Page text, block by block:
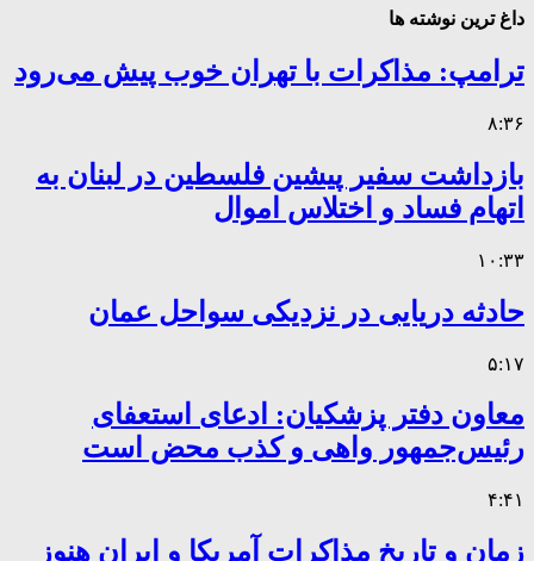
داغ ترین نوشته ها
ترامپ: مذاکرات با تهران خوب پیش می‌رود
۸:۳۶
بازداشت سفیر پیشین فلسطین در لبنان به
اتهام فساد و اختلاس اموال
۱۰:۳۳
حادثه دریایی در نزدیکی سواحل عمان
۵:۱۷
معاون دفتر پزشکیان: ادعای استعفای
رئیس‌جمهور واهی و کذب محض است
۴:۴۱
زمان و تاریخ مذاکرات آمریکا و ایران هنوز